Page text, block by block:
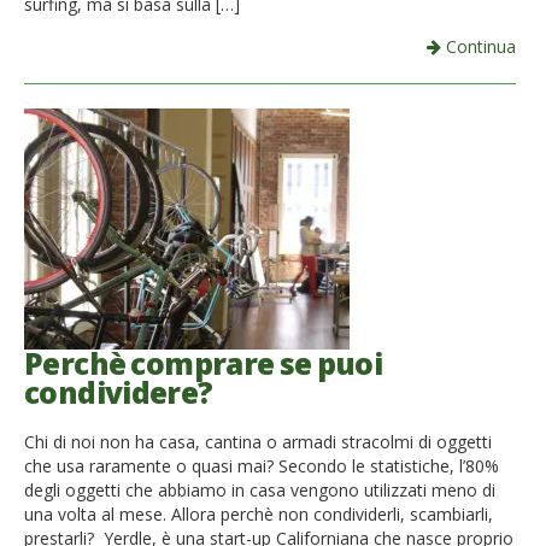
Continua
Perchè comprare se puoi
condividere?
Chi di noi non ha casa, cantina o armadi stracolmi di oggetti
che usa raramente o quasi mai? Secondo le statistiche, l’80%
degli oggetti che abbiamo in casa vengono utilizzati meno di
una volta al mese. Allora perchè non condividerli, scambiarli,
prestarli? Yerdle, è una start-up Californiana che nasce proprio